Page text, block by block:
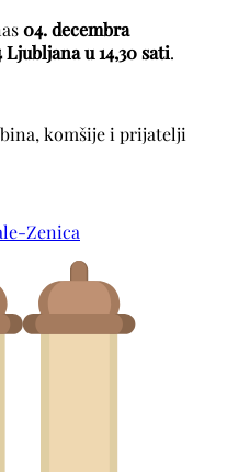
04. decembra
u 14,30 sati.
komšije i prijatelji
Zenica